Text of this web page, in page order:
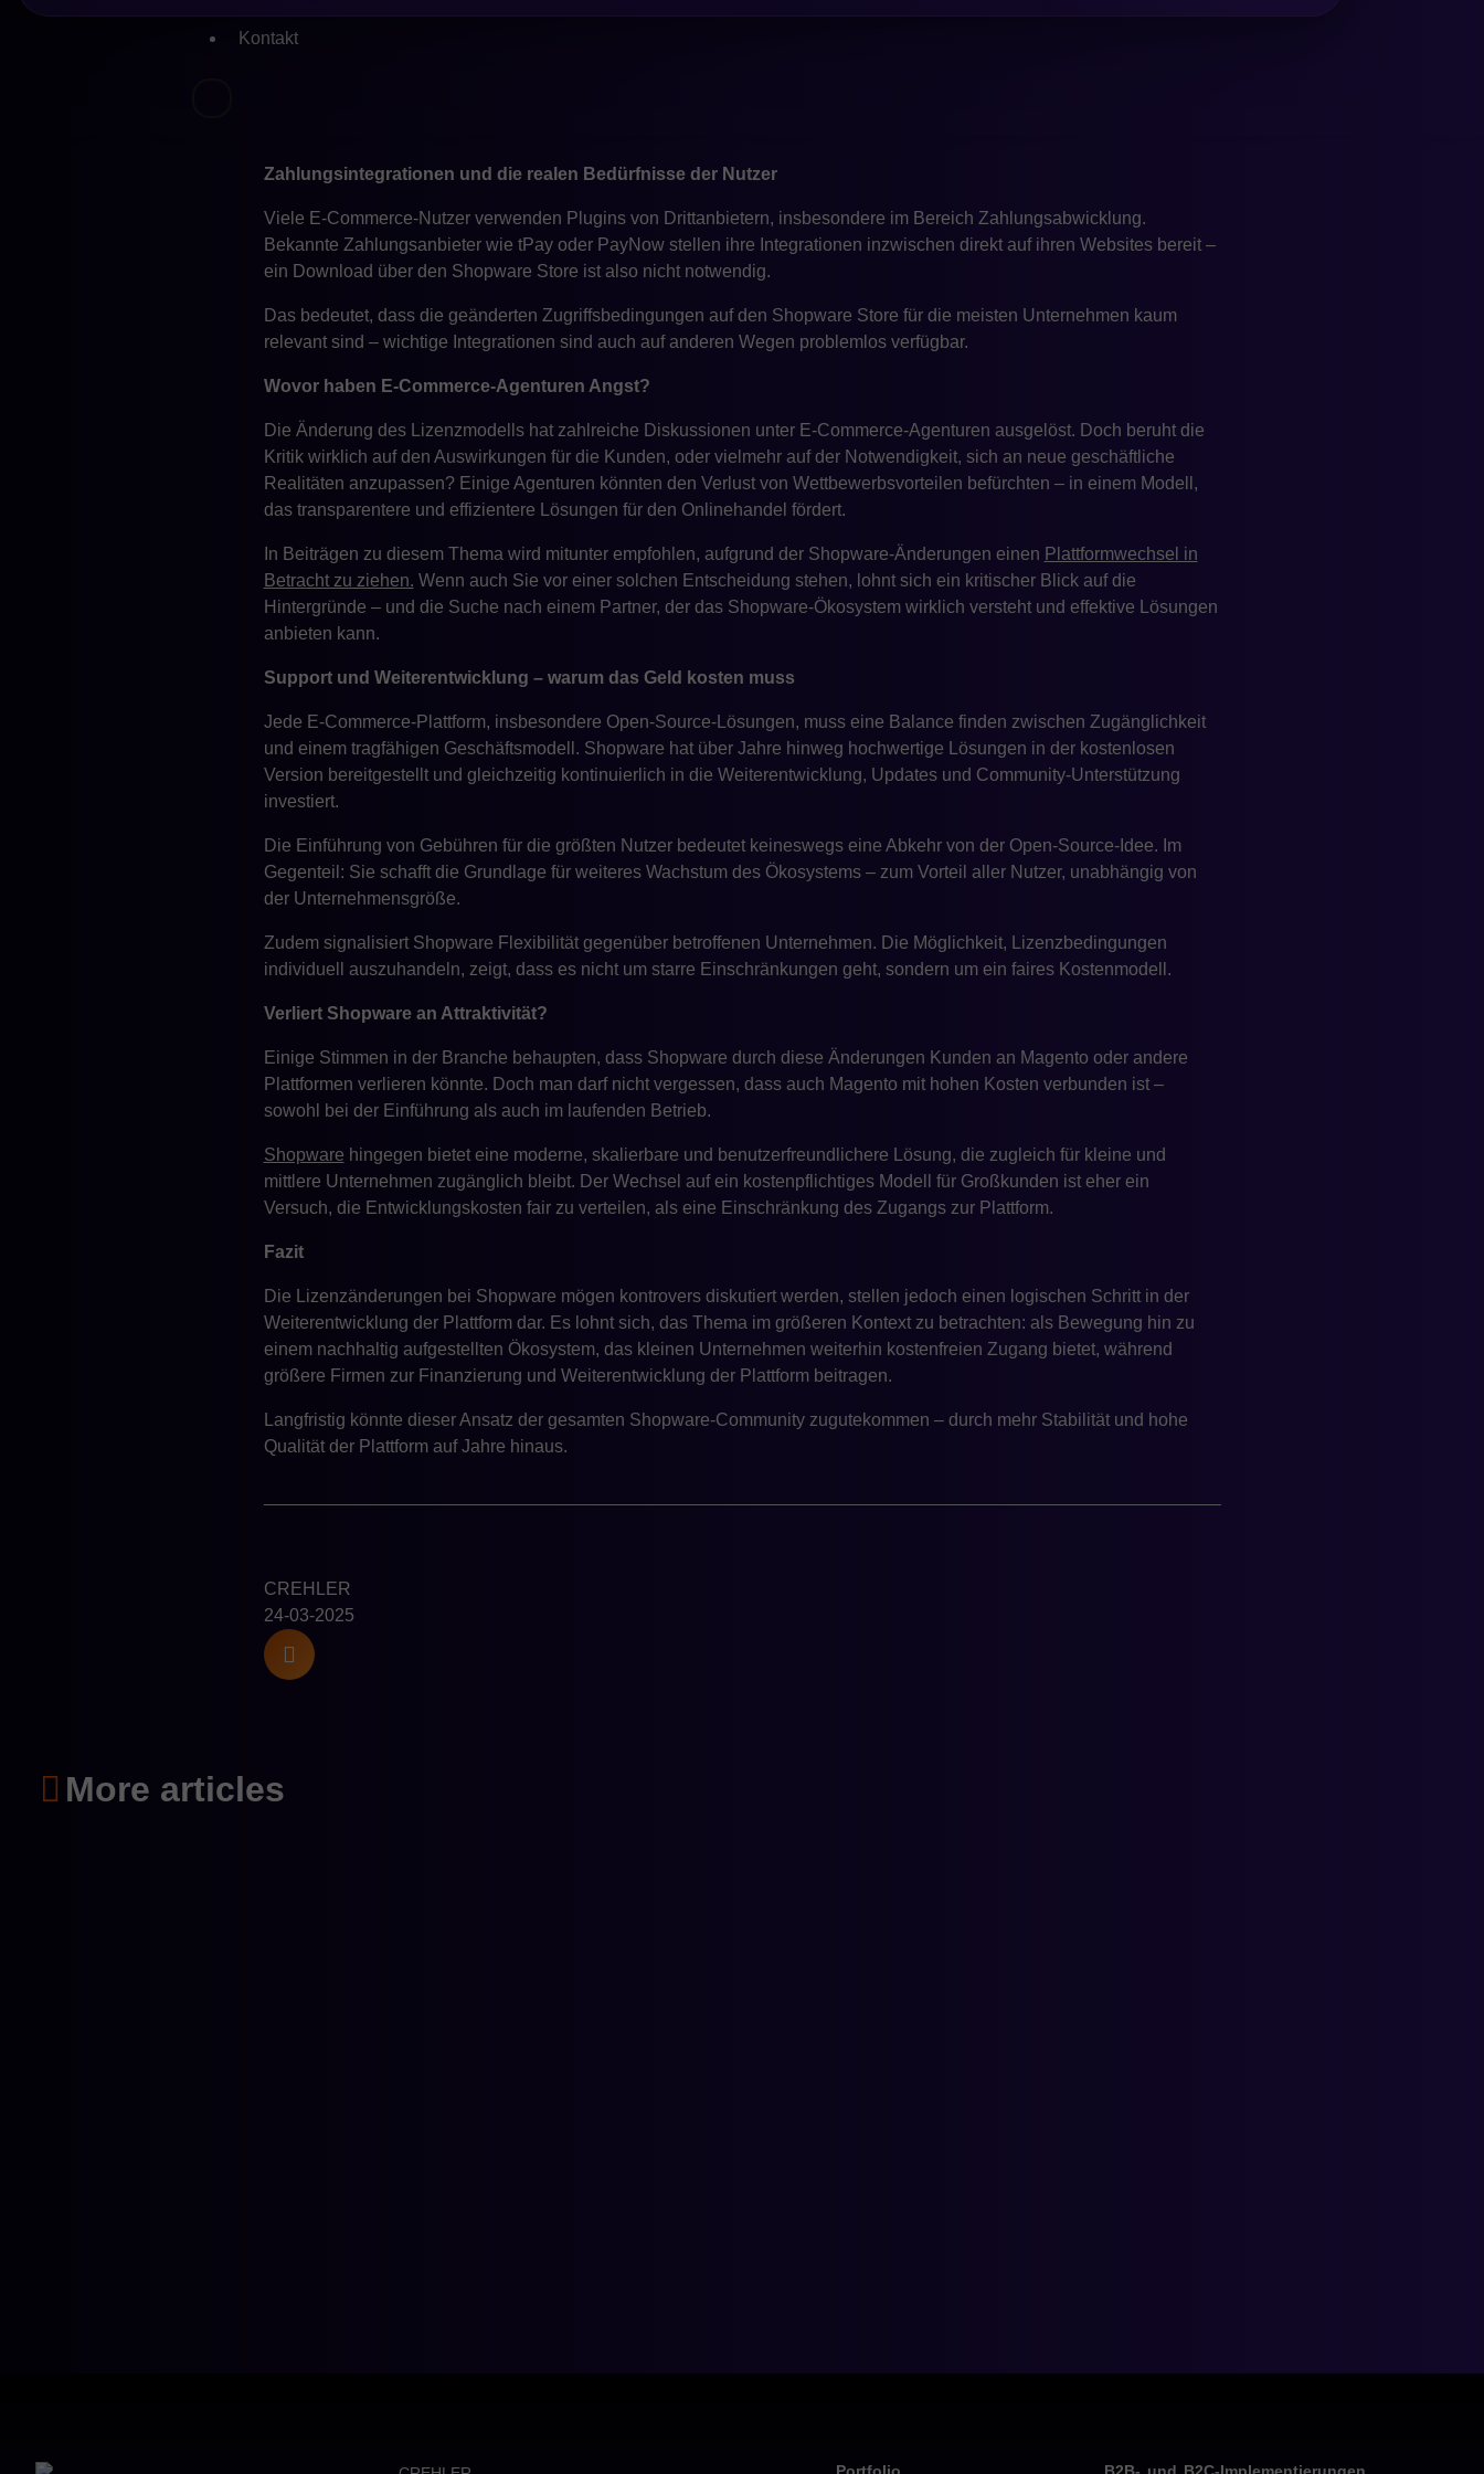
Kontakt
erfahrenen Agenturen bereitgestellt werden. In solchen Fällen ist der Zugriff auf den Shopware Store nicht entscheidend,
Zahlungsintegrationen und die realen Bedürfnisse der Nutzer
Viele E-Commerce-Nutzer verwenden Plugins von Drittanbietern, insbesondere im Bereich Zahlungsabwicklung.
Bekannte Zahlungsanbieter wie tPay oder PayNow stellen ihre Integrationen inzwischen direkt auf ihren Websites bereit –
ein Download über den Shopware Store ist also nicht notwendig.
Das bedeutet, dass die geänderten Zugriffsbedingungen auf den Shopware Store für die meisten Unternehmen kaum
relevant sind – wichtige Integrationen sind auch auf anderen Wegen problemlos verfügbar.
Wovor haben E-Commerce-Agenturen Angst?
Die Änderung des Lizenzmodells hat zahlreiche Diskussionen unter E-Commerce-Agenturen ausgelöst. Doch beruht die
Kritik wirklich auf den Auswirkungen für die Kunden, oder vielmehr auf der Notwendigkeit, sich an neue geschäftliche
Realitäten anzupassen? Einige Agenturen könnten den Verlust von Wettbewerbsvorteilen befürchten – in einem Modell,
das transparentere und effizientere Lösungen für den Onlinehandel fördert.
In Beiträgen zu diesem Thema wird mitunter empfohlen, aufgrund der Shopware-Änderungen einen Plattformwechsel in
Betracht zu ziehen. Wenn auch Sie vor einer solchen Entscheidung stehen, lohnt sich ein kritischer Blick auf die
Hintergründe – und die Suche nach einem Partner, der das Shopware-Ökosystem wirklich versteht und effektive Lösungen
anbieten kann.
Support und Weiterentwicklung – warum das Geld kosten muss
Jede E-Commerce-Plattform, insbesondere Open-Source-Lösungen, muss eine Balance finden zwischen Zugänglichkeit
und einem tragfähigen Geschäftsmodell. Shopware hat über Jahre hinweg hochwertige Lösungen in der kostenlosen
Version bereitgestellt und gleichzeitig kontinuierlich in die Weiterentwicklung, Updates und Community-Unterstützung
investiert.
Die Einführung von Gebühren für die größten Nutzer bedeutet keineswegs eine Abkehr von der Open-Source-Idee. Im
Gegenteil: Sie schafft die Grundlage für weiteres Wachstum des Ökosystems – zum Vorteil aller Nutzer, unabhängig von
der Unternehmensgröße.
Zudem signalisiert Shopware Flexibilität gegenüber betroffenen Unternehmen. Die Möglichkeit, Lizenzbedingungen
individuell auszuhandeln, zeigt, dass es nicht um starre Einschränkungen geht, sondern um ein faires Kostenmodell.
Verliert Shopware an Attraktivität?
Einige Stimmen in der Branche behaupten, dass Shopware durch diese Änderungen Kunden an Magento oder andere
Plattformen verlieren könnte. Doch man darf nicht vergessen, dass auch Magento mit hohen Kosten verbunden ist –
sowohl bei der Einführung als auch im laufenden Betrieb.
Shopware hingegen bietet eine moderne, skalierbare und benutzerfreundlichere Lösung, die zugleich für kleine und
mittlere Unternehmen zugänglich bleibt. Der Wechsel auf ein kostenpflichtiges Modell für Großkunden ist eher ein
Versuch, die Entwicklungskosten fair zu verteilen, als eine Einschränkung des Zugangs zur Plattform.
Fazit
Die Lizenzänderungen bei Shopware mögen kontrovers diskutiert werden, stellen jedoch einen logischen Schritt in der
Weiterentwicklung der Plattform dar. Es lohnt sich, das Thema im größeren Kontext zu betrachten: als Bewegung hin zu
einem nachhaltig aufgestellten Ökosystem, das kleinen Unternehmen weiterhin kostenfreien Zugang bietet, während
größere Firmen zur Finanzierung und Weiterentwicklung der Plattform beitragen.
Langfristig könnte dieser Ansatz der gesamten Shopware-Community zugutekommen – durch mehr Stabilität und hohe
Qualität der Plattform auf Jahre hinaus.
CREHLER
24-03-2025
More articles